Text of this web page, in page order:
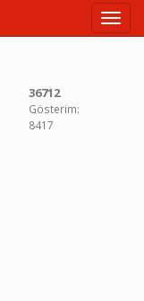
36712
Gösterim:
8417